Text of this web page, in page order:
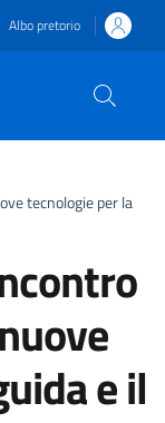
Albo pretorio
tecnologie per la
e il